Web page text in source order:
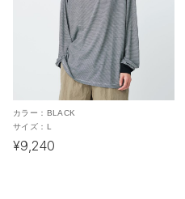
カラー： BLACK
サイズ： L
¥9,240